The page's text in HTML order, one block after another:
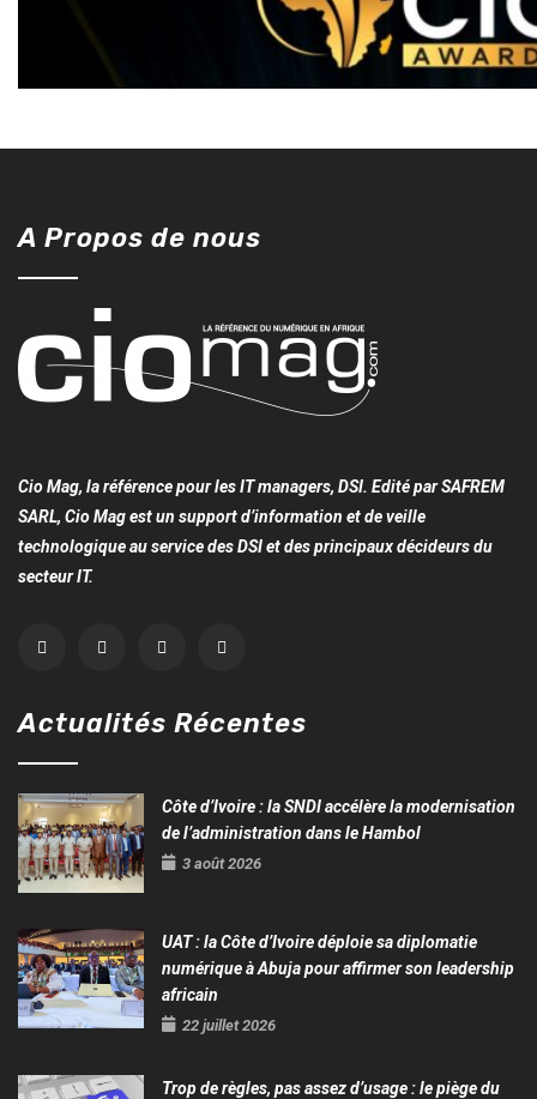
A Propos de nous
Cio Mag, la référence pour les IT managers, DSI. Edité par SAFREM
SARL, Cio Mag est un support d’information et de veille
technologique au service des DSI et des principaux décideurs du
secteur IT.
Actualités Récentes
Côte d’Ivoire : la SNDI accélère la modernisation
de l’administration dans le Hambol
3 août 2026
UAT : la Côte d’Ivoire déploie sa diplomatie
numérique à Abuja pour affirmer son leadership
africain
22 juillet 2026
Trop de règles, pas assez d’usage : le piège du